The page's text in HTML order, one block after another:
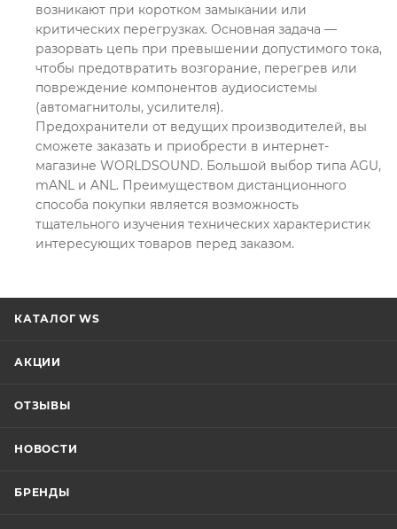
возникают при коротком замыкании или
критических перегрузках. Основная задача —
разорвать цепь при превышении допустимого тока,
чтобы предотвратить возгорание, перегрев или
повреждение компонентов аудиосистемы
(автомагнитолы, усилителя).
Предохранители от ведущих производителей, вы
сможете заказать и приобрести в интернет-
магазине WORLDSOUND. Большой выбор типа AGU,
mANL и ANL. Преимуществом дистанционного
способа покупки является возможность
тщательного изучения технических характеристик
интересующих товаров перед заказом.
КАТАЛОГ WS
АКЦИИ
ОТЗЫВЫ
НОВОСТИ
БРЕНДЫ